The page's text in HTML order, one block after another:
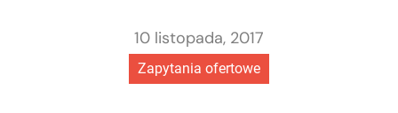
Zapytania ofertowe
10 listopada, 2017